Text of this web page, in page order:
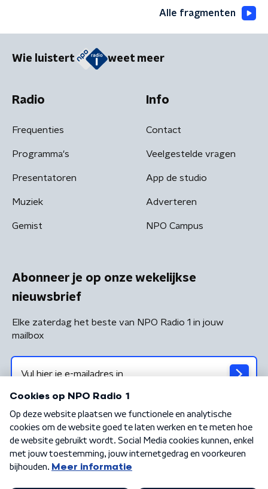
Alle fragmenten
Wie luistert weet meer
Radio
Frequenties
Programma's
Presentatoren
Muziek
Gemist
Info
Contact
Veelgestelde vragen
App de studio
Adverteren
NPO Campus
Abonneer je op onze wekelijkse
nieuwsbrief
Elke zaterdag het beste van NPO Radio 1 in jouw
mailbox
Algemene voorwaarden Privacybeleid